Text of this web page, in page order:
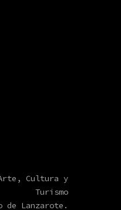
Cultura y
Turismo
de Lanzarote.